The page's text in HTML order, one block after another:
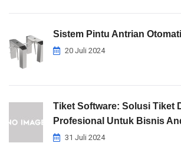
Sistem Pintu Antrian
20 Juli 2024
Tiket Software: Solusi Tiket
Profesional Untuk Bisnis
31 Juli 2024